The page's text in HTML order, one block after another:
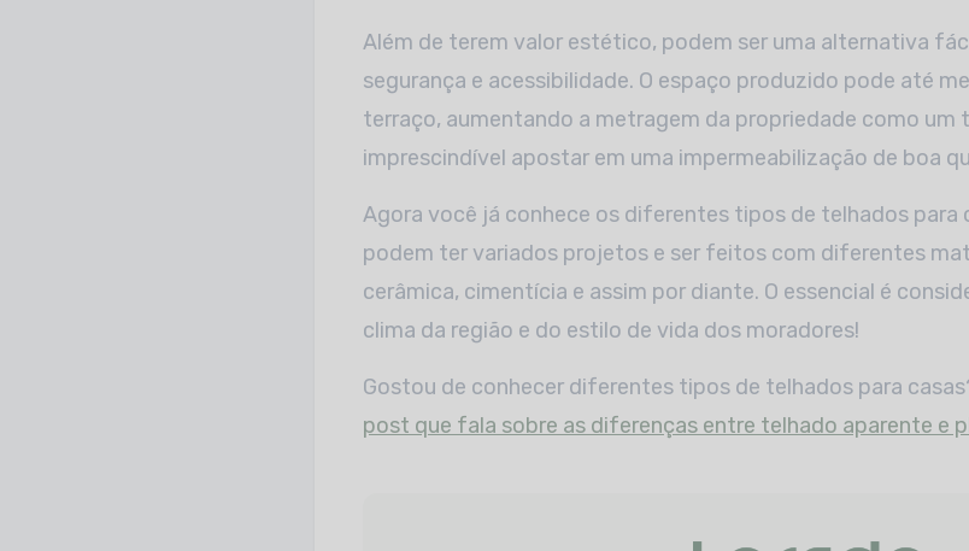
Além de terem valor estético, podem ser uma alternativa
segurança e acessibilidade. O espaço produzido pode até
terraço, aumentando a metragem da propriedade como um
imprescindível apostar em uma impermeabilização de boa
Agora você já conhece os diferentes tipos de telhados para
podem ter variados projetos e ser feitos com diferentes
cerâmica, cimentícia e assim por diante. O essencial é
clima da região e do estilo de vida dos moradores!
Gostou de conhecer diferentes tipos de telhados para
post que fala sobre as diferenças entre telhado aparente e